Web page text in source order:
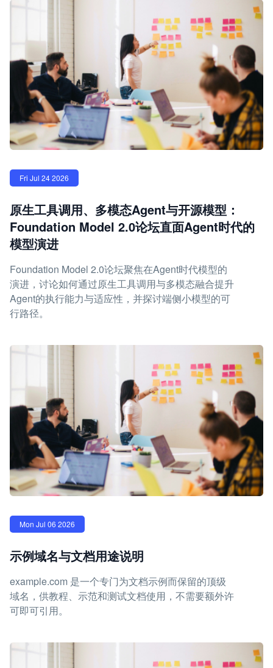
Fri Jul 24 2026
原生工具调用、多模态Agent与开源模型：
Foundation Model 2.0论坛直面Agent时代的
模型演进
Foundation Model 2.0论坛聚焦在Agent时代模型的
演进，讨论如何通过原生工具调用与多模态融合提升
Agent的执行能力与适应性，并探讨端侧小模型的可
行路径。
Mon Jul 06 2026
示例域名与文档用途说明
example.com 是一个专门为文档示例而保留的顶级
域名，供教程、示范和测试文档使用，不需要额外许
可即可引用。